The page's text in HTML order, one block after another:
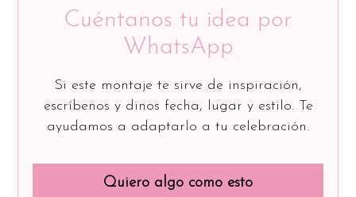
Cuéntanos tu idea por
WhatsApp
Si este montaje te sirve de inspiración,
escríbenos y dinos fecha, lugar y estilo. Te
ayudamos a adaptarlo a tu celebración.
Quiero algo como esto